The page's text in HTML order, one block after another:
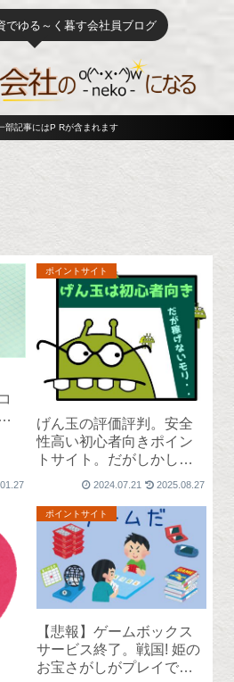
でゆる～く暮す会社員ブログ
部記事にはP Rが含まれます
ポイントサイト
げん玉の評価評判。安全
性高い初心者向きポイン
トサイト。だがしかし絶
望的に稼げない。
2024.07.21 2025.08.27
ポイントサイト
【悲報】ゲームボックス
サービス終了。戦国! 姫の
お宝さがしがプレイでき